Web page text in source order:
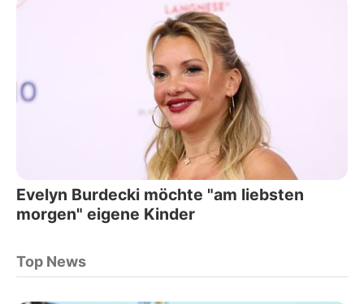
Evelyn Burdecki möchte "am liebsten
morgen" eigene Kinder
Top News